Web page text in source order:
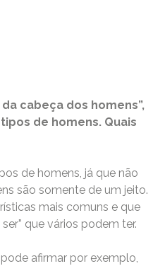
cabeça dos homens”,
de homens. Quais
de homens, já que não
são somente de um jeito.
mais comuns e que
que vários podem ter.
afirmar por exemplo,